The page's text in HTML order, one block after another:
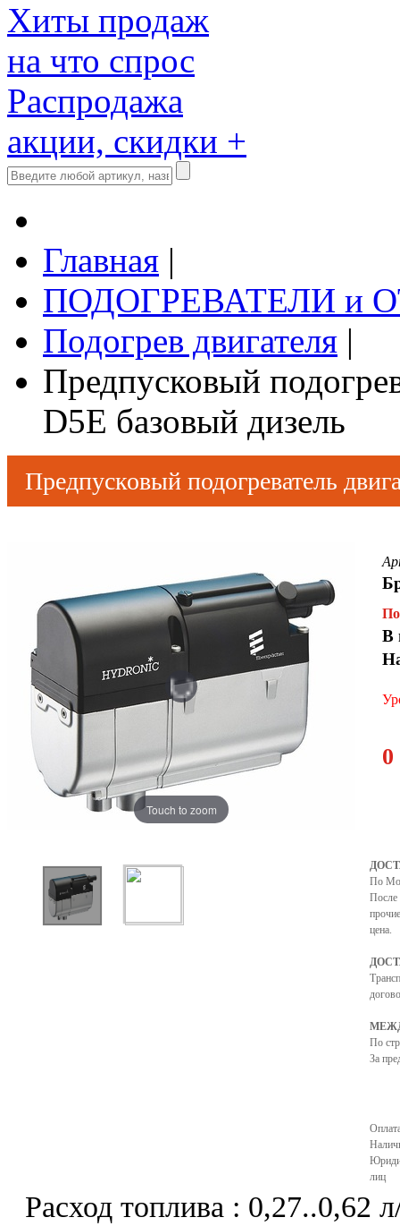
Хиты продаж
на что спрос
Распродажа
акции, скидки +
Главная |
ПОДОГРЕВАТЕЛИ и
Подогрев двигателя |
Предпусковый
D5E базовый дизель
Предпусковый подогреватель
Touch to zoom
В
0
По
После
цена.
По
За
лиц
Расход топлива : 0,27..0,62